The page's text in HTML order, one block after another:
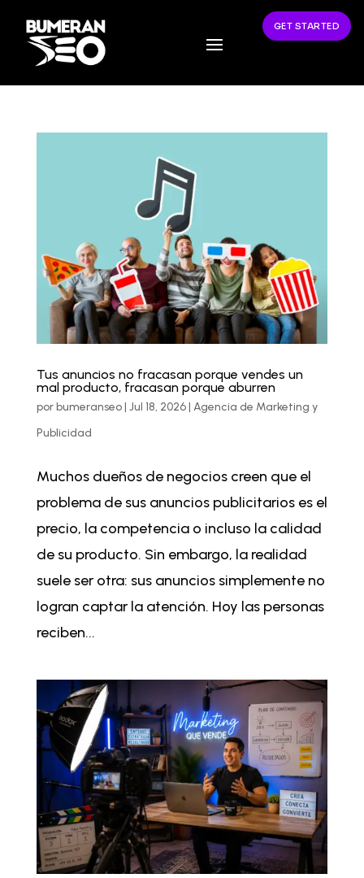
GET STARTED
Tus anuncios no fracasan porque vendes un
mal producto, fracasan porque aburren
porbumeranseo| Jul 18, 2026| Agencia de Marketing y
Publicidad
Muchos dueños de negocios creen que el
problema de sus anuncios publicitarios es el
precio, la competencia o incluso la calidad
de su producto. Sin embargo, la realidad
suele ser otra: sus anuncios simplemente no
logran captar la atención. Hoy las personas
reciben...